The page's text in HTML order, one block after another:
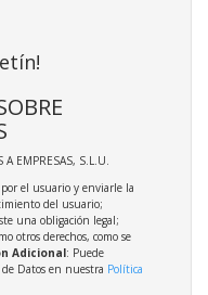
EMPRESAS, S.L.U.
el usuario y enviarle la
del usuario;
una obligación legal;
otros derechos, como se
Adicional: Puede
Datos en nuestra Política